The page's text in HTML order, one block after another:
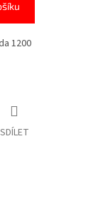
1200
SDÍLET